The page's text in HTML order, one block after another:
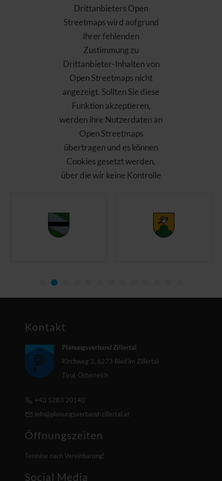
Drittanbieters Open
Streetmaps wird aufgrund
Ihrer fehlenden
Zustimmung zu
Drittanbieter-Inhalten von
Open Streetmaps nicht
angezeigt. Sollten Sie diese
Funktion akzeptieren,
werden ihre Nutzerdaten an
Open Streetmaps
übertragen und es können
Cookies gesetzt werden,
über die wir keine Kontrolle
Kontakt
Planungsverband Zillertal
Kirchweg 3, 6273 Ried im Zillertal
Tirol, Österreich
+43 5283 20140
info@planungsverband-zillertal.at
Öffnungszeiten
Termine nach Vereinbarung!
Social Media